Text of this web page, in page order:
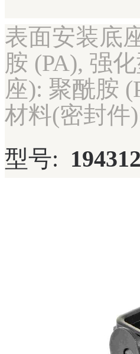
表面安装底
胺 (PA), 强
座): 聚酰胺
材料(密封件
型号: